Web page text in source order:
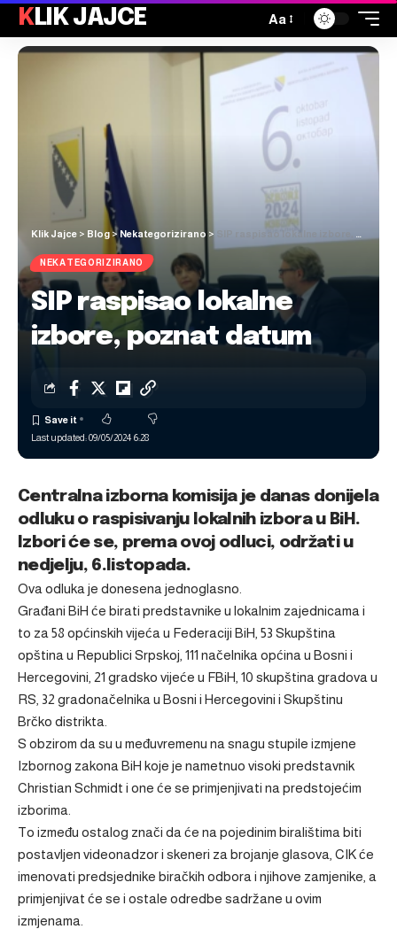
KLIK JAJCE Aa
Klik Jajce > Blog > Nekategorizirano >
NEKATEGORIZIRANO
SIP raspisao lokalne
izbore, poznat datum
Last updated: 09/05/2024 6:28
Centralna izborna komisija je danas donijela
odluku o raspisivanju lokalnih izbora u BiH.
Izbori će se, prema ovoj odluci, održati u
nedjelju, 6.listopada.
Ova odluka je donesena jednoglasno.
Građani BiH će birati predstavnike u lokalnim zajednicama i
to za 58 općinskih vijeća u Federaciji BiH, 53 Skupština
opština u Republici Srpskoj, 111 načelnika općina u Bosni i
Hercegovini, 21 gradsko vijeće u FBiH, 10 skupština gradova u
RS, 32 gradonačelnika u Bosni i Hercegovini i Skupštinu
Brčko distrikta.
S obzirom da su u međuvremenu na snagu stupile izmjene
Izbornog zakona BiH koje je nametnuo visoki predstavnik
Christian Schmidt i one će se primjenjivati na predstojećim
izborima.
To između ostalog znači da će na pojedinim biralištima biti
postavljen videonadzor i skeneri za brojanje glasova, CIK će
imenovati predsjednike biračkih odbora i njihove zamjenike, a
primjenjivat će se i ostale odredbe sadržane u ovim
izmjenama.